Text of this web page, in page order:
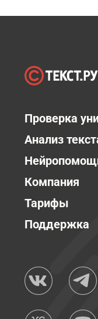
Проверка
Анализ
Компания
Тарифы
Поддержка